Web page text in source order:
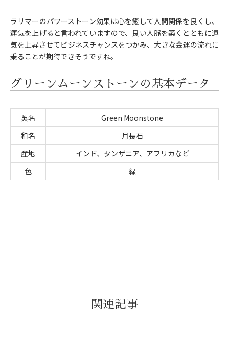
ラリマーのパワーストーン効果は心を癒して人間関係を良くし、
運気を上げると言われていますので、良い人脈を築くとともに運
気を上昇させてビジネスチャンスをつかみ、大きな金運の流れに
乗ることが期待できそうですね。
グリーンムーンストーンの基本データ
英名
Green Moonstone
和名
月長石
産地
インド、タンザニア、アフリカなど
色
緑
関連記事